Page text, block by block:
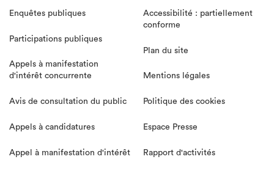
Enquêtes publiques
Participations publiques
Appels à manifestation
d'intérêt concurrente
Avis de consultation du public
Appels à candidatures
Appel à manifestation d'intérêt
Accessibilité : partiellement
conforme
Plan du site
Mentions légales
Politique des cookies
Espace Presse
Rapport d'activités